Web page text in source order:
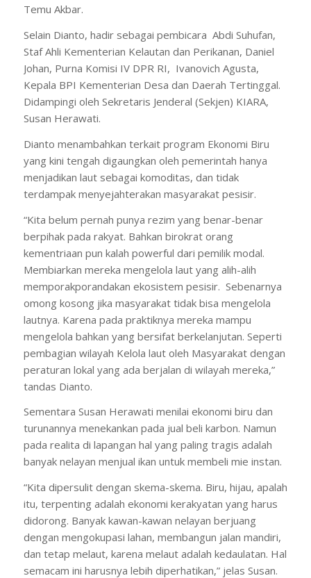
Temu Akbar.
Selain Dianto, hadir sebagai pembicara Abdi Suhufan,
Staf Ahli Kementerian Kelautan dan Perikanan, Daniel
Johan, Purna Komisi IV DPR RI, Ivanovich Agusta,
Kepala BPI Kementerian Desa dan Daerah Tertinggal.
Didampingi oleh Sekretaris Jenderal (Sekjen) KIARA,
Susan Herawati.
Dianto menambahkan terkait program Ekonomi Biru
yang kini tengah digaungkan oleh pemerintah hanya
menjadikan laut sebagai komoditas, dan tidak
terdampak menyejahterakan masyarakat pesisir.
“Kita belum pernah punya rezim yang benar-benar
berpihak pada rakyat. Bahkan birokrat orang
kementriaan pun kalah powerful dari pemilik modal.
Membiarkan mereka mengelola laut yang alih-alih
memporakporandakan ekosistem pesisir. Sebenarnya
omong kosong jika masyarakat tidak bisa mengelola
lautnya. Karena pada praktiknya mereka mampu
mengelola bahkan yang bersifat berkelanjutan. Seperti
pembagian wilayah Kelola laut oleh Masyarakat dengan
peraturan lokal yang ada berjalan di wilayah mereka,”
tandas Dianto.
Sementara Susan Herawati menilai ekonomi biru dan
turunannya menekankan pada jual beli karbon. Namun
pada realita di lapangan hal yang paling tragis adalah
banyak nelayan menjual ikan untuk membeli mie instan.
“Kita dipersulit dengan skema-skema. Biru, hijau, apalah
itu, terpenting adalah ekonomi kerakyatan yang harus
didorong. Banyak kawan-kawan nelayan berjuang
dengan mengokupasi lahan, membangun jalan mandiri,
dan tetap melaut, karena melaut adalah kedaulatan. Hal
semacam ini harusnya lebih diperhatikan,” jelas Susan.